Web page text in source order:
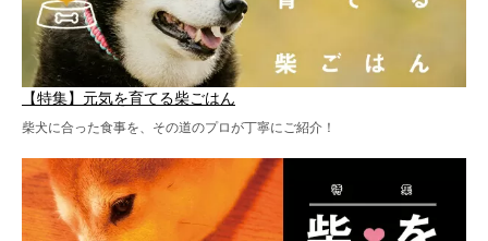
【特集】元気を育てる柴ごはん
柴犬に合った食事を、その道のプロが丁寧にご紹介！